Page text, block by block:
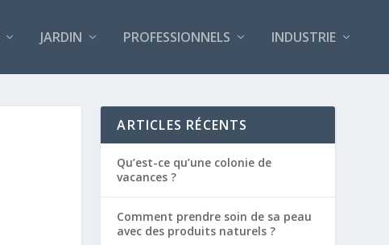
JARDIN PROFESSIONNELS INDUSTRIE
ARTICLES RÉCENTS
Qu’est-ce qu’une colonie de
vacances ?
Comment prendre soin de sa peau
avec des produits naturels ?